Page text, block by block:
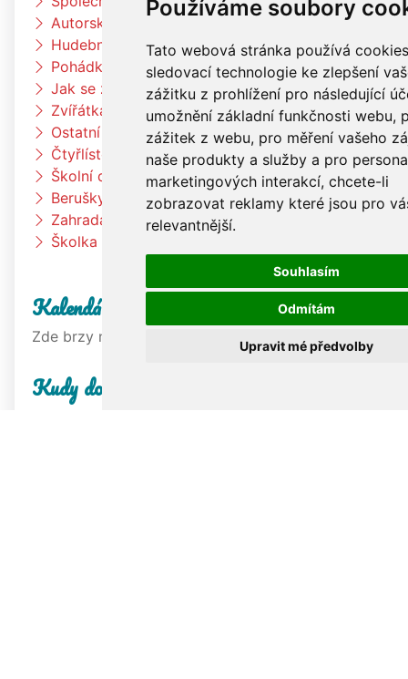
Používáme soubory
Tato webová stránka používá
sledovací technologie ke zlepšení
zážitku z prohlížení pro následující
umožnění základní funkčnosti webu,
zážitek z webu, pro měření vašeho
naše produkty a služby a pro
marketingových interakcí,chcete-li
zobrazovat reklamy které jsou pro
relevantnější.
Souhlasím
Odmítám
Upravit mé předvolby
Autorské čtení PaeDr. Zdeněk Peša
Hudební program
Pohádka Boudo, budko
Jak se zvířátkům žije v zimě
Zvířátka se chystají na zimu
Ostatní
Čtyřlístci
Školní družina
Berušky
Zahrada
Školka
Kalendář
Zde brzy najdete kalendář našich aktivit.
Kudy do školky?